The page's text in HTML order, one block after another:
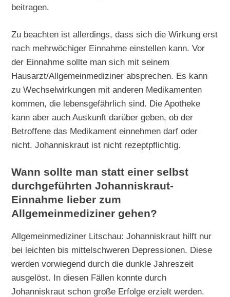
beitragen.
Zu beachten ist allerdings, dass sich die Wirkung erst
nach mehrwöchiger Einnahme einstellen kann. Vor
der Einnahme sollte man sich mit seinem
Hausarzt/Allgemeinmediziner absprechen. Es kann
zu Wechselwirkungen mit anderen Medikamenten
kommen, die lebensgefährlich sind. Die Apotheke
kann aber auch Auskunft darüber geben, ob der
Betroffene das Medikament einnehmen darf oder
nicht. Johanniskraut ist nicht rezeptpflichtig.
Wann sollte man statt einer selbst
durchgeführten Johanniskraut-
Einnahme lieber zum
Allgemeinmediziner gehen?
Allgemeinmediziner Litschau: Johanniskraut hilft nur
bei leichten bis mittelschweren Depressionen. Diese
werden vorwiegend durch die dunkle Jahreszeit
ausgelöst. In diesen Fällen konnte durch
Johanniskraut schon große Erfolge erzielt werden.